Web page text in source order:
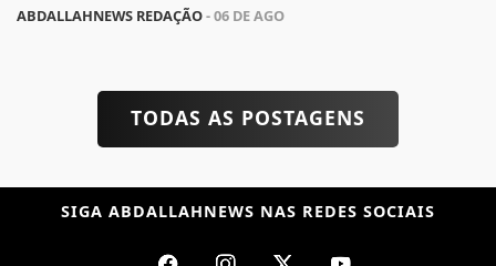
ABDALLAHNEWS REDAÇÃO- 06 DE AGO
TODAS AS POSTAGENS
SIGA ABDALLAHNEWS NAS REDES SOCIAIS